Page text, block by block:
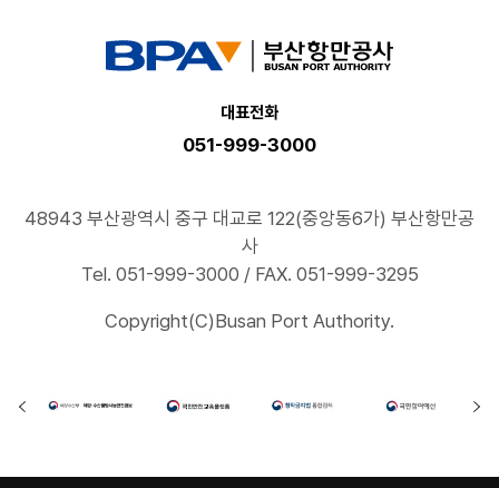
대표전화
051-999-3000
48943 부산광역시 중구 대교로 122(중앙동6가) 부산항만공
사
Tel. 051-999-3000 / FAX. 051-999-3295
Copyright(C)Busan Port Authority.